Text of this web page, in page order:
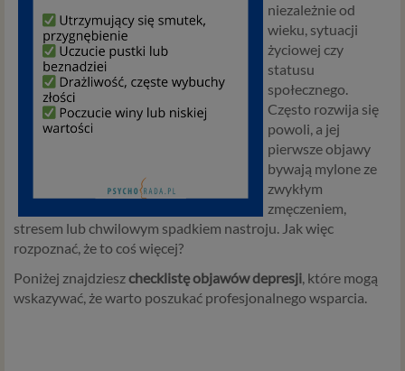
niezależnie od
wieku, sytuacji
życiowej czy
statusu
społecznego.
Często rozwija się
powoli, a jej
pierwsze objawy
bywają mylone ze
zwykłym
zmęczeniem,
stresem lub chwilowym spadkiem nastroju. Jak więc
rozpoznać, że to coś więcej?
Poniżej znajdzieszchecklistę objawów depresji, które mogą
wskazywać, że warto poszukać profesjonalnego wsparcia.